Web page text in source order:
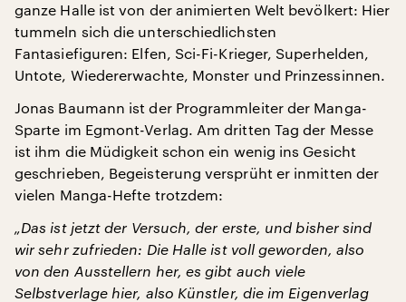
ganze Halle ist von der animierten Welt bevölkert: Hier
tummeln sich die unterschiedlichsten
Fantasiefiguren: Elfen, Sci-Fi-Krieger, Superhelden,
Untote, Wiedererwachte, Monster und Prinzessinnen.
Jonas Baumann ist der Programmleiter der Manga-
Sparte im Egmont-Verlag. Am dritten Tag der Messe
ist ihm die Müdigkeit schon ein wenig ins Gesicht
geschrieben, Begeisterung versprüht er inmitten der
vielen Manga-Hefte trotzdem:
„Das ist jetzt der Versuch, der erste, und bisher sind
wir sehr zufrieden: Die Halle ist voll geworden, also
von den Ausstellern her, es gibt auch viele
Selbstverlage hier, also Künstler, die im Eigenverlag